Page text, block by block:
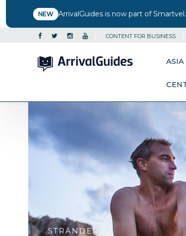
NEW ArrivalGuides is now part of
CONTENT FOR BUSINESS
ASIA
STRÄNDER